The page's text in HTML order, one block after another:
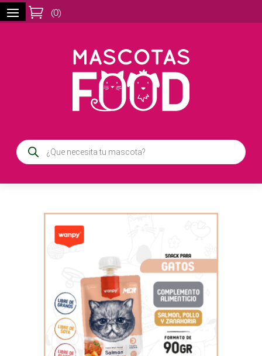
 (0)
Búsqueda
de
productos